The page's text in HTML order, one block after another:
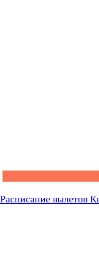
Расписание вылетов